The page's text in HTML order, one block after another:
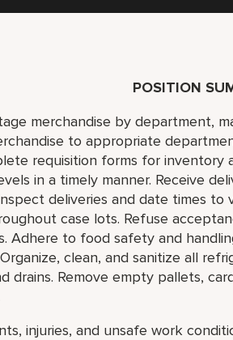
POSITION
merchandise by department,
to appropriate
requisition forms for inventory
in a timely manner. Receive
deliveries and date times to
case lots. Refuse
Adhere to food safety and
clean, and sanitize all
drains. Remove empty pallets,
injuries, and unsafe work